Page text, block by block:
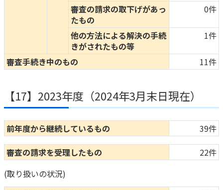
ご契約内容の確認
各種サービス・お知らせ
かんぽプラチナライフサービス
保険の探し方のポイント
保険かんたん診断
これからのライフイベントでかかる費用とは？
ご契約手続きの流れ
保険料のお払込方法
保険用語集
お問い合わせ
ライフプラン
健康情報
かんぽアプリ～かんぽの健康と安心を手のひらに～
株主・投資家のみなさまへ
日本郵政グループとしての取り組み
CM・オウンドメディア／ソーシャルメディア
かんぽブランド
かんぽ生命のサステナビリティ
審査の請求の取下げがあっ
たもの
0件
他の方法による解決の手続
きがされたもの等
1件
審査手続き中のもの 11件
【17】2023年度（2024年3月末日現在）
前年度から継続しているもの
39件
審査の請求を受理したもの
22件
(取り扱いの状況)